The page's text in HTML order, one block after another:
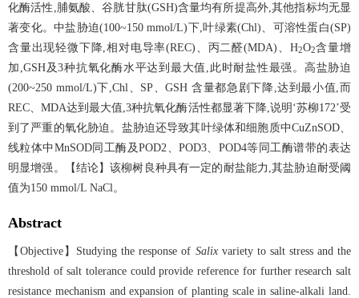
化酶活性,脯氨酸、谷胱甘肽(GSH)含量均有所提高外,其他指标均无显
著变化。中盐胁迫(100~150 mmol/L)下,叶绿素(Chl)、可溶性蛋白(SP)
含量出现轻微下降,相对电导率(REC)、丙二醛(MDA)、H2O2含量增
加,GSH及3种抗氧化酶水平达到最大值,此时耐盐性最强。高盐胁迫
(200~250 mmol/L)下,Chl、SP、GSH 含量都急剧下降,达到最小值,而
REC、MDA达到最大值,3种抗氧化酶活性都显著下降,说明‘苏柳172’受
到了严重的氧化胁迫。盐胁迫还导致其叶绿体和细胞质中CuZnSOD、
线粒体中MnSOD同工酶及POD2、POD3、POD4等同工酶谱带的表达
明显增强。【结论】该柳树良种具有一定的耐盐能力,其盐胁迫耐受阈
值为150 mmol/L NaCl。
Abstract
【Objective】Studying the response of Salixvariety to salt stress and the
threshold of salt tolerance could provide reference for further research salt
resistance mechanism and expansion of planting scale in saline-alkali land.